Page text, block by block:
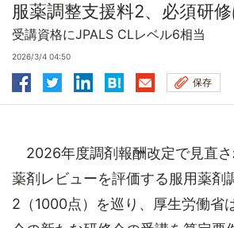
服薬調整支援料2、必須研
受講資格にJPALS CLレベル6相当
2026/3/4 04:50
保存
2026年度調剤報酬改定で見直さ
薬剤レビューを評価する服用薬剤
2（1000点）を巡り、厚生労働省